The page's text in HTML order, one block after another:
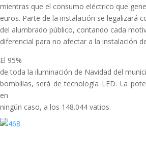
mientras que el consumo eléctrico que
euros. Parte de la instalación se legalizará
del alumbrado público, contando cada
diferencial para no afectar a la instalación
El 95%
de toda la iluminación de Navidad del
bombillas, será de tecnología LED. La
en
ningún caso, a los 148.044 vatios.